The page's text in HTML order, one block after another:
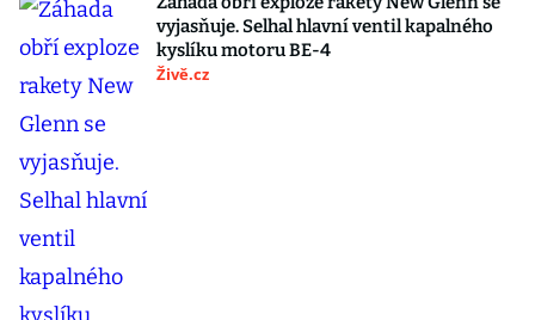
vyjasňuje. Selhal hlavní ventil kapalného
kyslíku motoru BE-4
Živě.cz